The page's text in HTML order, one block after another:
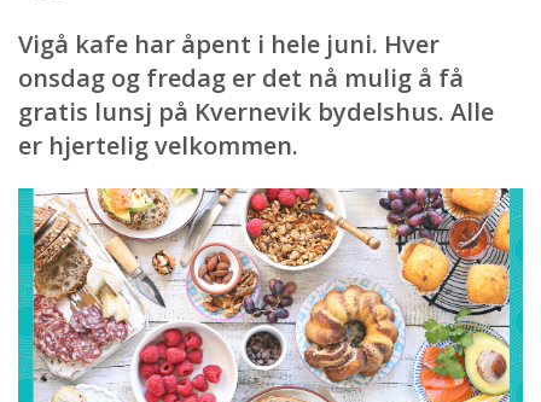
Vigå kafe har åpent i hele juni. Hver
onsdag og fredag er det nå mulig å få
gratis lunsj på Kvernevik bydelshus. Alle
er hjertelig velkommen.